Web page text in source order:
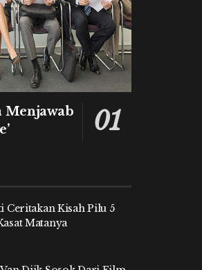
Menjawab
Ceritakan Kisah Pilu 5
Matanya